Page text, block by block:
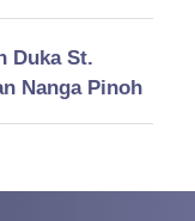
Duka St.
Nanga Pinoh